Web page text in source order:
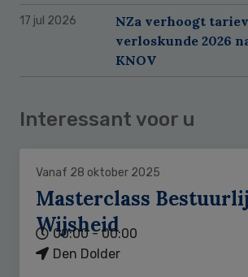
17 jul 2026
NZa verhoogt
verloskunde 2026
KNOV
Interessant voor u
Vanaf 28 oktober 2025
Masterclass
Wijsheid
00:00 - 00:00
Den Dolder